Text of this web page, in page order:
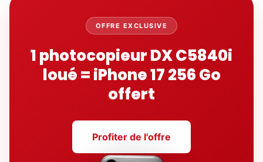
OFFRE EXCLUSIVE
1 photocopieur DX C5840i
loué = iPhone 17 256 Go
offert
Profiter de l'offre